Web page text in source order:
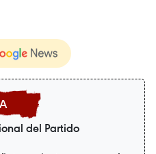
del Partido